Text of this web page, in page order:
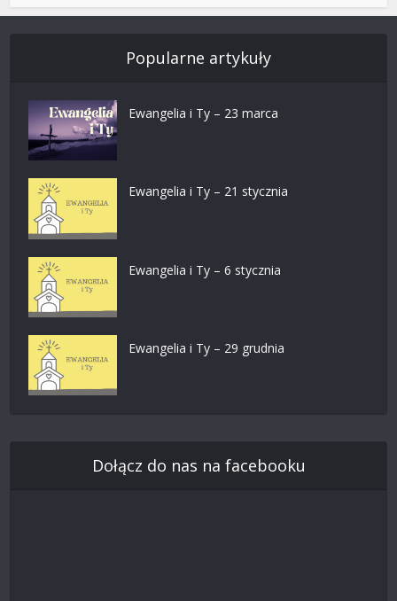
Popularne artykuły
Ewangelia i Ty – 23 marca
Ewangelia i Ty – 21 stycznia
Ewangelia i Ty – 6 stycznia
Ewangelia i Ty – 29 grudnia
Dołącz do nas na facebooku